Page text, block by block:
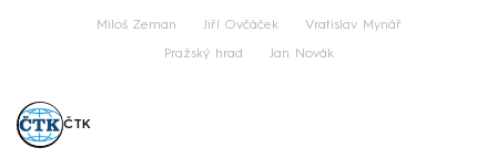
Miloš Zeman Jiří Ovčáček Vratislav Mynář
Pražský hrad Jan Novák
ČTK